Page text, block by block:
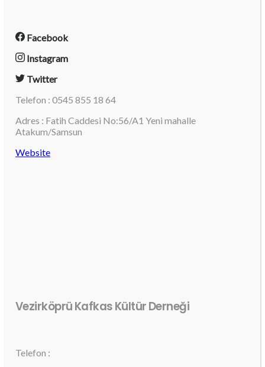
Facebook
Instagram
Twitter
Telefon : 0545 855 18 64
Adres : Fatih Caddesi No:56/A1 Yeni mahalle
Atakum/Samsun
Website
Vezirköprü Kafkas Kültür Derneği
Telefon :